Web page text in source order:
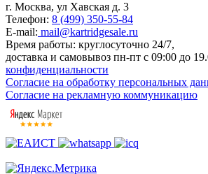
г. Москва, ул Хавская д. 3
Телефон: 8 (499) 350-55-84
E-mail: mail@kartridgesale.ru
Время работы: круглосуточно 24/7,
доставка и самовывоз пн-пт с 09:00 до
конфиденциальности
Согласие на обработку персональных
Согласие на рекламную коммуникацию